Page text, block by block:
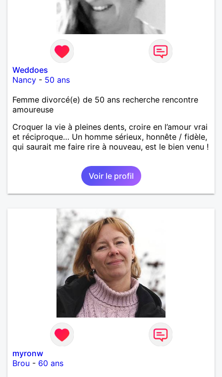
Weddoes
Nancy - 50 ans
Femme divorcé(e) de 50 ans recherche rencontre
amoureuse
Croquer la vie à pleines dents, croire en l’amour vrai
et réciproque… Un homme sérieux, honnête / fidèle,
qui saurait me faire rire à nouveau, est le bien venu !
Voir le profil
myronw
Brou - 60 ans